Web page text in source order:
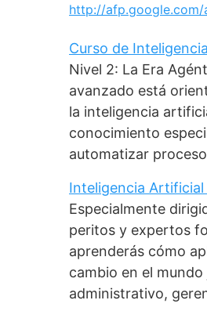
http://afp.google.com/
Curso de
Nivel 2: La Era
avanzado está
la inteligencia
conocimiento
automatizar
Inteligencia Artificial
Especialmente
peritos y expertos
aprenderás cómo
cambio en el
administrativo,